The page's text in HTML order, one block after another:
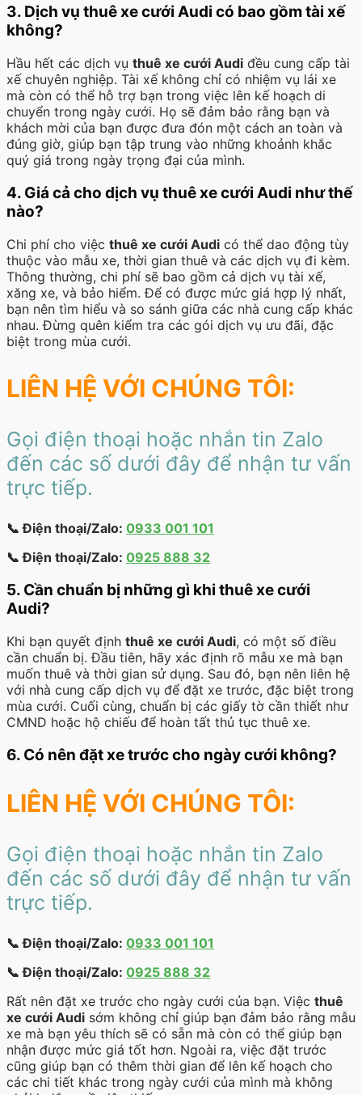
3. Dịch vụ thuê xe cưới Audi có bao gồm tài xế
không?
Hầu hết các dịch vụ thuê xe cưới Audi đều cung cấp tài
xế chuyên nghiệp. Tài xế không chỉ có nhiệm vụ lái xe
mà còn có thể hỗ trợ bạn trong việc lên kế hoạch di
chuyển trong ngày cưới. Họ sẽ đảm bảo rằng bạn và
khách mời của bạn được đưa đón một cách an toàn và
đúng giờ, giúp bạn tập trung vào những khoảnh khắc
quý giá trong ngày trọng đại của mình.
4. Giá cả cho dịch vụ thuê xe cưới Audi như thế
nào?
Chi phí cho việc thuê xe cưới Audi có thể dao động tùy
thuộc vào mẫu xe, thời gian thuê và các dịch vụ đi kèm.
Thông thường, chi phí sẽ bao gồm cả dịch vụ tài xế,
xăng xe, và bảo hiểm. Để có được mức giá hợp lý nhất,
bạn nên tìm hiểu và so sánh giữa các nhà cung cấp khác
nhau. Đừng quên kiểm tra các gói dịch vụ ưu đãi, đặc
biệt trong mùa cưới.
LIÊN HỆ VỚI CHÚNG TÔI:
Gọi điện thoại hoặc nhắn tin Zalo
đến các số dưới đây để nhận tư vấn
trực tiếp.
📞 Điện thoại/Zalo: 0933 001 101
📞 Điện thoại/Zalo: 0925 888 32
5. Cần chuẩn bị những gì khi thuê xe cưới
Audi?
Khi bạn quyết định thuê xe cưới Audi, có một số điều
cần chuẩn bị. Đầu tiên, hãy xác định rõ mẫu xe mà bạn
muốn thuê và thời gian sử dụng. Sau đó, bạn nên liên hệ
với nhà cung cấp dịch vụ để đặt xe trước, đặc biệt trong
mùa cưới. Cuối cùng, chuẩn bị các giấy tờ cần thiết như
CMND hoặc hộ chiếu để hoàn tất thủ tục thuê xe.
6. Có nên đặt xe trước cho ngày cưới không?
LIÊN HỆ VỚI CHÚNG TÔI:
Gọi điện thoại hoặc nhắn tin Zalo
đến các số dưới đây để nhận tư vấn
trực tiếp.
📞 Điện thoại/Zalo: 0933 001 101
📞 Điện thoại/Zalo: 0925 888 32
Rất nên đặt xe trước cho ngày cưới của bạn. Việc thuê
xe cưới Audi sớm không chỉ giúp bạn đảm bảo rằng mẫu
xe mà bạn yêu thích sẽ có sẵn mà còn có thể giúp bạn
nhận được mức giá tốt hơn. Ngoài ra, việc đặt trước
cũng giúp bạn có thêm thời gian để lên kế hoạch cho
các chi tiết khác trong ngày cưới của mình mà không